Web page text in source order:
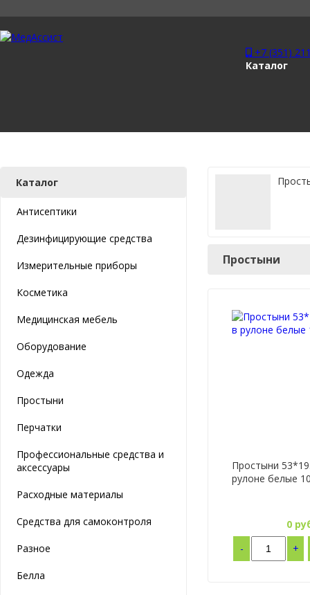
+7 (351)
Каталог
Каталог
Антисептики
Дезинфицирующие средства
Измерительные приборы
Косметика
Медицинская мебель
Оборудование
Одежда
Простыни
Перчатки
Профессиональные средства и
аксессуары
Расходные материалы
Средства для самоконтроля
Разное
Белла
Простыни
Простыни
рулоне белые
0
-
+